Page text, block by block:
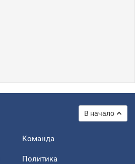
В начало
Команда
Политика